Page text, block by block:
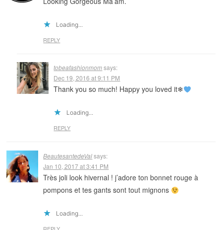
Loading...
REPLY
tobeafashionmom says:
Dec 19, 2016 at 9:11 PM
Thank you so much! Happy you loved it❄
Loading...
REPLY
BeautesantedeVal says:
Jan 10, 2017 at 3:41 PM
Très joli look hivernal ! j’adore ton bonnet rouge à
pompons et tes gants sont tout mignons
Loading...